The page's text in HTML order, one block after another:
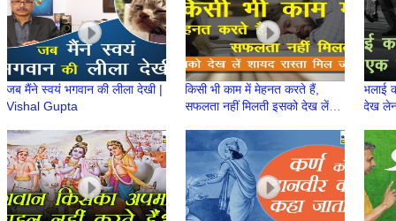
जब मैंने स्वयं भगवान की लीला देखी |
Vishal Gupta
किसी भी काम में मेहनत करते हैं,
सफलता नहीं मिलती इसको देख लें
Gupta
भलाई
देख